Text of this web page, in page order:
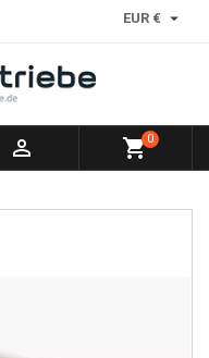
EUR € 
 shopping_cart0